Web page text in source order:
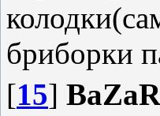
бриборки
[15]